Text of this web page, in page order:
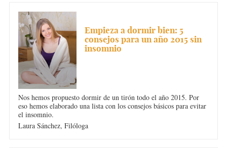
Empieza a dormir bien: 5
consejos para un año 2015 sin
insomnio
Nos hemos propuesto dormir de un tirón todo el año 2015. Por
eso hemos elaborado una lista con los consejos básicos para evitar
el insomnio.
Laura Sánchez,Filóloga